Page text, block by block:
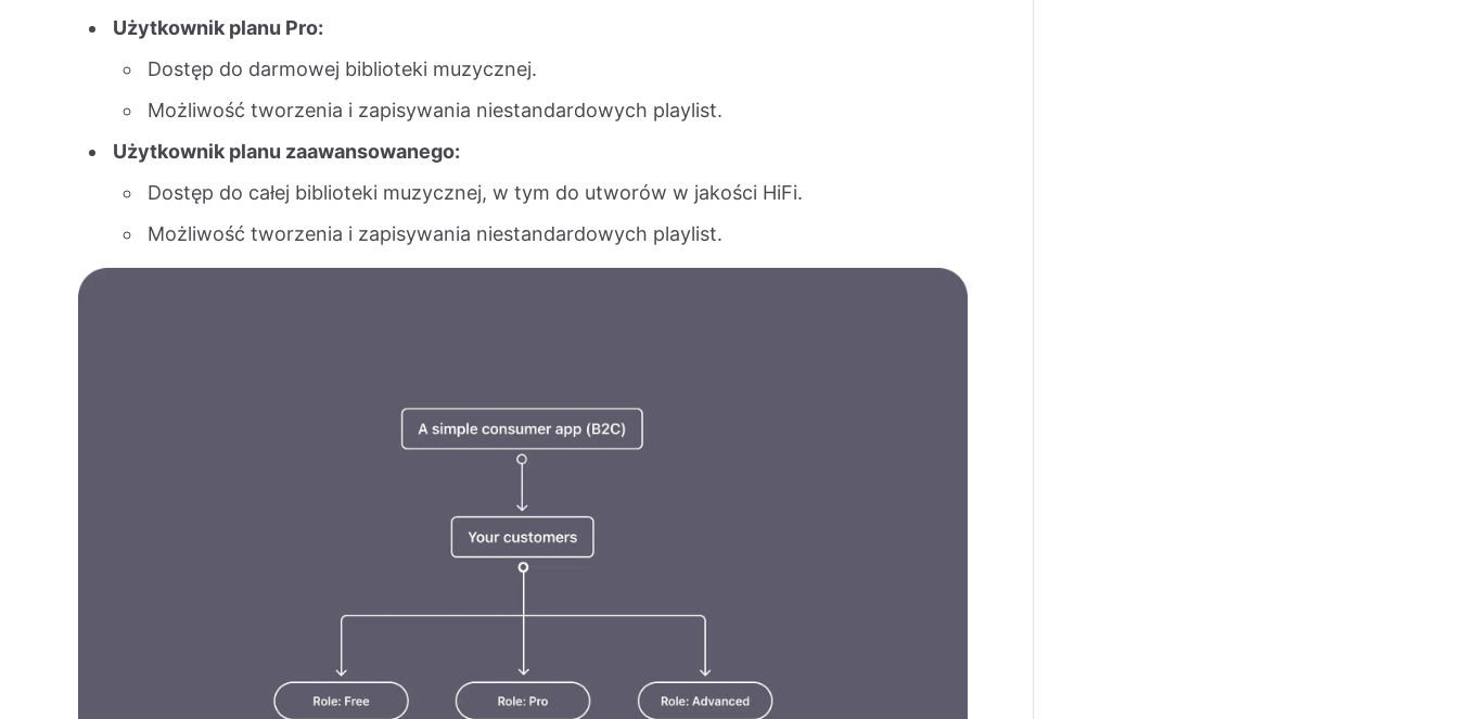
Użytkownik planu Pro:
Dostęp do darmowej biblioteki muzycznej.
Możliwość tworzenia i zapisywania niestandardowych playlist.
Użytkownik planu zaawansowanego:
Dostęp do całej biblioteki muzycznej, w tym do utworów w jakości HiFi.
Możliwość tworzenia i zapisywania niestandardowych playlist.